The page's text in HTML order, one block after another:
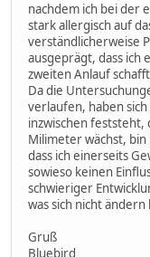
nachdem ich bei der
stark allergisch auf
verständlicherweise
ausgeprägt, dass ich
zweiten Anlauf
Da die
verlaufen, haben
inzwischen feststeht,
Milimeter wächst, bin
dass ich einerseits
sowieso keinen
schwieriger
was sich nicht ändern
Gruß
Bluebird